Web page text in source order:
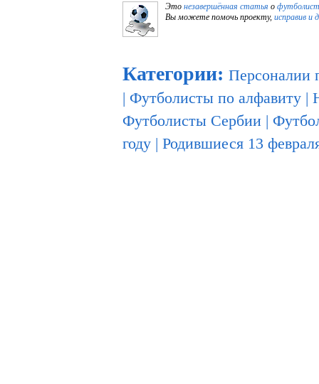
Это незавершённая статья о
Вы можете помочь проекту, исправив и
Категории: Персоналии
| Футболисты по алфавиту |
Футболисты Сербии |
году | Родившиеся 13